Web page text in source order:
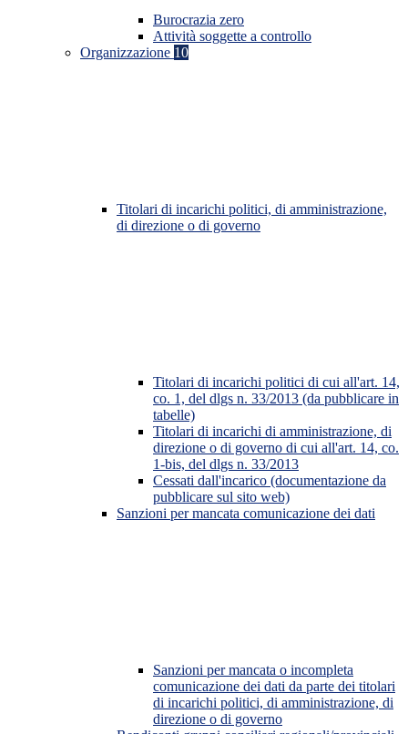
Burocrazia zero
Attività soggette a controllo
Organizzazione 10
Titolari di incarichi politici, di amministrazione,
di direzione o di governo
Titolari di incarichi politici di cui all'art. 14,
co. 1, del dlgs n. 33/2013 (da pubblicare in
tabelle)
Titolari di incarichi di amministrazione, di
direzione o di governo di cui all'art. 14, co.
1-bis, del dlgs n. 33/2013
Cessati dall'incarico (documentazione da
pubblicare sul sito web)
Sanzioni per mancata comunicazione dei dati
Sanzioni per mancata o incompleta
comunicazione dei dati da parte dei titolari
di incarichi politici, di amministrazione, di
direzione o di governo